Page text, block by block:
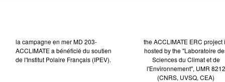
la campagne en mer MD 203-
ACCLIMATE a bénéficié du soutien
de l'Institut Polaire Français (IPEV).
the ACCLIMATE ERC project
hosted by the "Laboratoire
Sciences du Climat et de
l'Environnement", UMR 8212
(CNRS, UVSQ, CEA)